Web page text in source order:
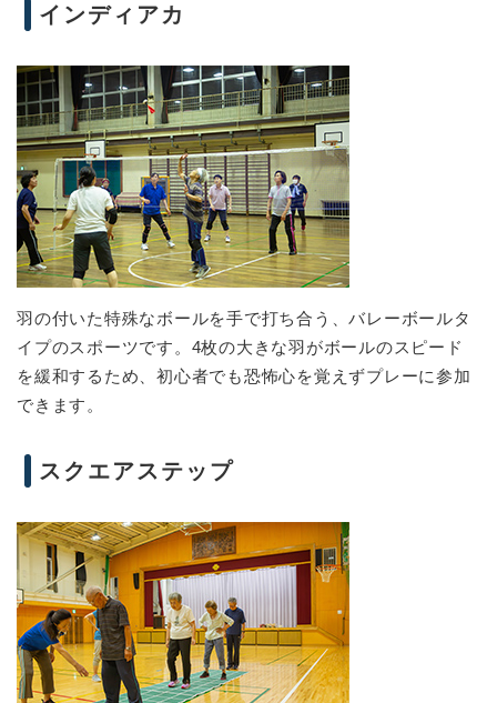
インディアカ
羽の付いた特殊なボールを手で打ち合う、バレーボールタ
イプのスポーツです。4枚の大きな羽がボールのスピード
を緩和するため、初心者でも恐怖心を覚えずプレーに参加
できます。
スクエアステップ